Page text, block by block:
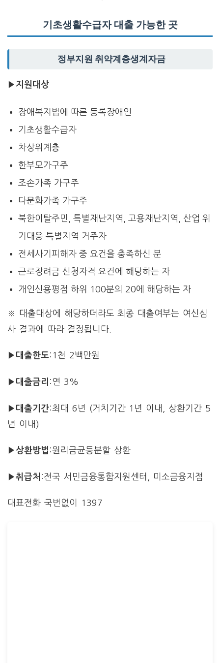
기초생활수급자 대출 가능한 곳
정부지원 취약계층생계자금
▶지원대상
장애복지법에 따른 등록장애인
기초생활수급자
차상위계층
한부모가구주
조손가족 가구주
다문화가족 가구주
북한이탈주민, 특별재난지역, 고용재난지역, 산업 위
기대응 특별지역 거주자
전세사기피해자 중 요건을 충족하신 분
근로장려금 신청자격 요건에 해당하는 자
개인신용평점 하위 100분의 20에 해당하는 자
※ 대출대상에 해당하더라도 최종 대출여부는 여신심
사 결과에 따라 결정됩니다.
▶대출한도:1천 2백만원
▶대출금리 :연 3%
▶대출기간:최대 6년 (거치기간 1년 이내, 상환기간 5
년 이내)
▶상환방법 :원리금균등분할 상환
▶취급처 :전국 서민금융통합지원센터, 미소금융지점
대표전화 국번없이 1397